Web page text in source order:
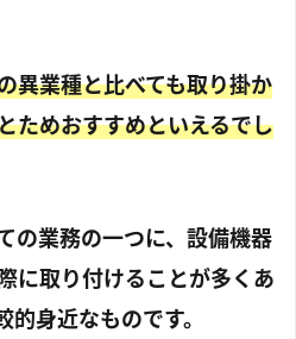
異業種と比べても取り掛か
ためおすすめといえるでし
の業務の一つに、設備機器
に取り付けることが多くあ
身近なものです。